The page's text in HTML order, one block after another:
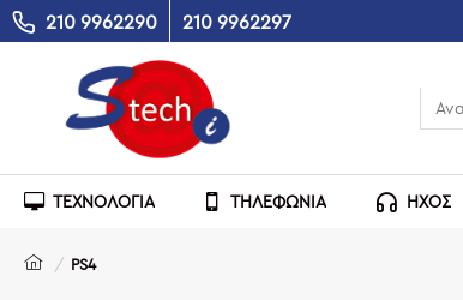
210 9962290 210 9962297
ΤΕΧΝΟΛΟΓΙΑ ΤΗΛΕΦΩΝΙΑ ΗΧΟΣ
PS4